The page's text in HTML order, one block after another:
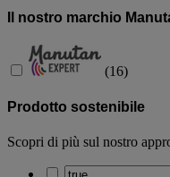
Il nostro marchio
(16)
Prodotto sostenibile
Scopri di più sul nostro